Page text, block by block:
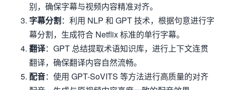
别，确保字幕与视频内容精准对齐。
字幕分割：利用 NLP 和 GPT 技术，根据句意进行字
幕分割，生成符合 Netflix 标准的单行字幕。
翻译：GPT 总结提取术语知识库，进行上下文连贯
翻译，确保翻译内容自然流畅。
配音：使用 GPT-SoVITS 等方法进行高质量的对齐